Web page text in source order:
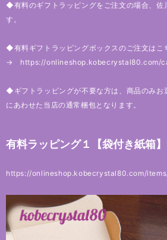
◆有料のギフトラッピングをご注文の場合、佐
す。
◆有料ギフトラッピングボックスのご注文はこ
→ https://onlineshop.kobecrystal80.com/
◆ギフトラッピングが不要な方は、商品のみお
にあわせた当店の通常梱包となります。
有料ラッピング１【袋付き紙箱
https://onlineshop.kobecrystal80.com/